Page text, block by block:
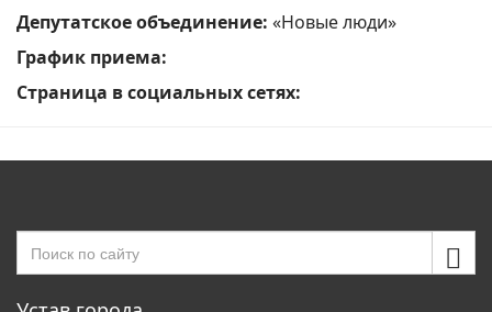
Депутатское объединение: «Новые люди»
График приема:
Страница в социальных сетях: